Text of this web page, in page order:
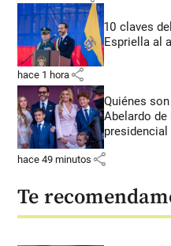
10 claves
Espriella al
hace 1 hora share
Quiénes
Abelardo
presidencial
hace 49 minutos share
Te